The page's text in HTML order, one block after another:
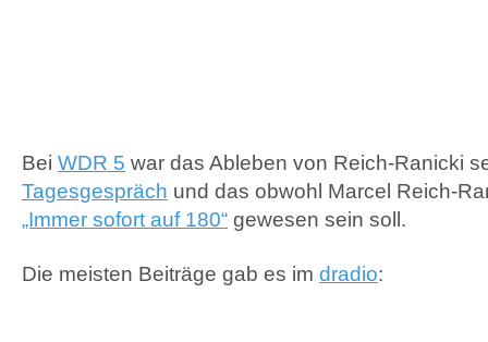
Bei WDR 5 war das Ableben von Reich-Ranicki
Tagesgespräch und das obwohl Marcel Reich-
„Immer sofort auf 180“ gewesen sein soll.
Die meisten Beiträge gab es im dradio: